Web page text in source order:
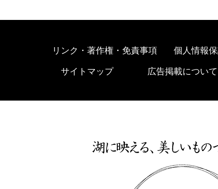
リンク・著作権・免責事項 個人情報
サイトマップ 広告掲載について